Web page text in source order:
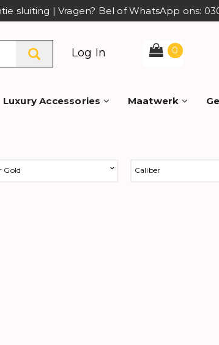
sluiting | Vragen? Bel of WhatsApp ons:
Log In 0
Luxury Accessories Maatwerk
Gold Caliber